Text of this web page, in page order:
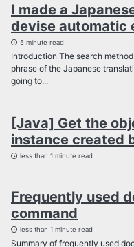
I made a
devise automatic
5 minute read
Introduction The search
phrase of the Japanese
going to...
[Java] Get the
instance created
less than 1 minute read
Frequently used
command
less than 1 minute read
Summary of frequently used